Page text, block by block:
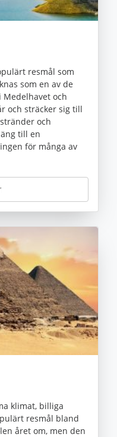
resmål som
som en av de
och
och sträcker sig till
och
till en
för många av
klimat, billiga
resmål bland
året om, men den